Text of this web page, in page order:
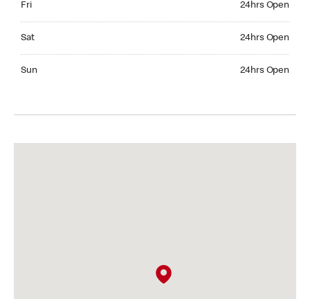
Fri 24hrs Open
Sat 24hrs Open
Sun 24hrs Open